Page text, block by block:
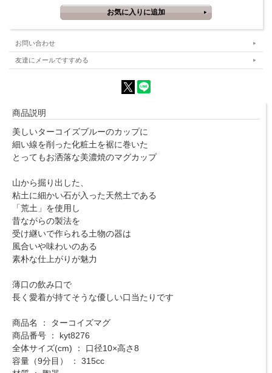
お問い合わせ
友達にメールですすめる
商品説明
美しいターコイズブルーのカップに
細い線を削った化粧土を裾に巻いた
とってもお洒落な美濃焼のマグカップ
山から掘り出した、
粘土に細かい石が入った天然土である
「荒土」を使用し
昔ながらの製法を
受け継いで作られる土物の器は
風合いや味わいのある
素朴な仕上がりが魅力
薄口の飲み口で
長く愛着が持てそうな優しい口当たりです
商品名 ： ターコイズマグ
商品番号 ： kyt8276
全体サイズ(cm) ： 口径10×高さ8
容量（9分目） ： 315cc